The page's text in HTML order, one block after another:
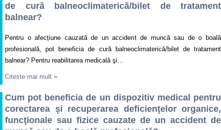
de cură balneoclimaterică/bilet de tratament
balnear?
Pentru o afecțiune cauzată de un accident de muncă sau de o boală
profesională, pot beneficia de cură balneoclimaterică/bilet de tratament
balnear? Pentru reabilitarea medicală şi...
Citeste mai mult »
Cum pot beneficia de un dispozitiv medical pentru
corectarea şi recuperarea deficienţelor organice,
funcţionale sau fizice cauzate de un accident de